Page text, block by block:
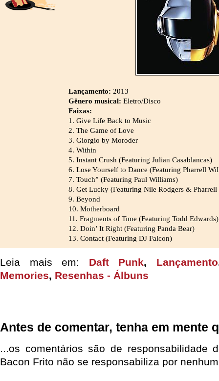
Lançamento: 2013
Gênero musical: Eletro/Disco
Faixas:
1. Give Life Back to Music
2. The Game of Love
3. Giorgio by Moroder
4. Within
5. Instant Crush (Featuring Julian Casablancas)
6. Lose Yourself to Dance (Featuring Pharrell
7. Touch” (Featuring Paul Williams)
8. Get Lucky (Featuring Nile Rodgers &
9. Beyond
10. Motherboard
11. Fragments of Time (Featuring Todd Edwards)
12. Doin’ It Right (Featuring Panda Bear)
13. Contact (Featuring DJ Falcon)
Leia mais em: Daft Punk, Lançamento
Memories, Resenhas - Álbuns
Antes de comentar, tenha em mente
...os comentários são de responsabilidade
Bacon Frito não se responsabiliza por